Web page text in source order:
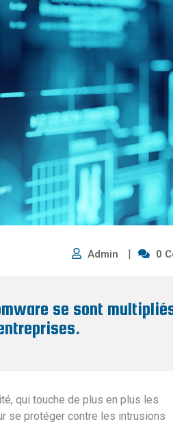
Admin 0
se sont
qui touche de plus en plus les
se protéger contre les intrusions